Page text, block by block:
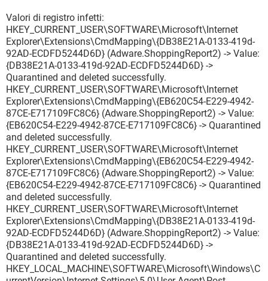
Valori di registro infetti:
HKEY_CURRENT_USER\SOFTWARE\Microsoft\Internet
Explorer\Extensions\CmdMapping\{DB38E21A-0133-419d-
92AD-ECDFD5244D6D} (Adware.ShoppingReport2) -> Value:
{DB38E21A-0133-419d-92AD-ECDFD5244D6D} ->
Quarantined and deleted successfully.
HKEY_CURRENT_USER\SOFTWARE\Microsoft\Internet
Explorer\Extensions\CmdMapping\{EB620C54-E229-4942-
87CE-E717109FC8C6} (Adware.ShoppingReport2) -> Value:
{EB620C54-E229-4942-87CE-E717109FC8C6} -> Quarantined
and deleted successfully.
HKEY_CURRENT_USER\SOFTWARE\Microsoft\Internet
Explorer\Extensions\CmdMapping\{EB620C54-E229-4942-
87CE-E717109FC8C6} (Adware.ShoppingReport2) -> Value:
{EB620C54-E229-4942-87CE-E717109FC8C6} -> Quarantined
and deleted successfully.
HKEY_CURRENT_USER\SOFTWARE\Microsoft\Internet
Explorer\Extensions\CmdMapping\{DB38E21A-0133-419d-
92AD-ECDFD5244D6D} (Adware.ShoppingReport2) -> Value:
{DB38E21A-0133-419d-92AD-ECDFD5244D6D} ->
Quarantined and deleted successfully.
HKEY_LOCAL_MACHINE\SOFTWARE\Microsoft\Windows\C